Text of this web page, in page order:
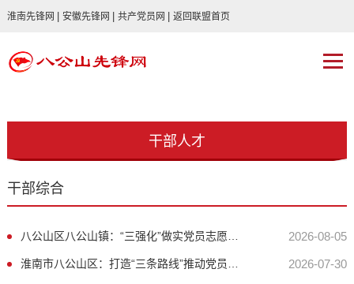
淮南先锋网 安徽先锋网 共产党员网 返回联盟首页
干部人才
干部综合
2026-08-05
2026-07-30